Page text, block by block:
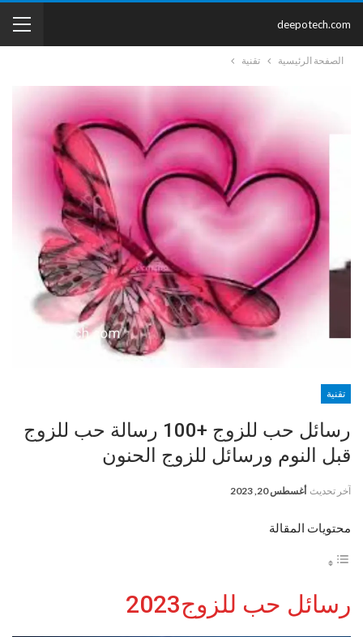
deepotech.com
الصفحة الرئيسية تقنية
تقنية
رسائل حب للزوج +100 رسالة حب للزوج
قبل النوم ورسائل للزوج الحنون
آخر تحديث أغسطس 20, 2023
محتويات المقالة
رسائل حب للزوج2023